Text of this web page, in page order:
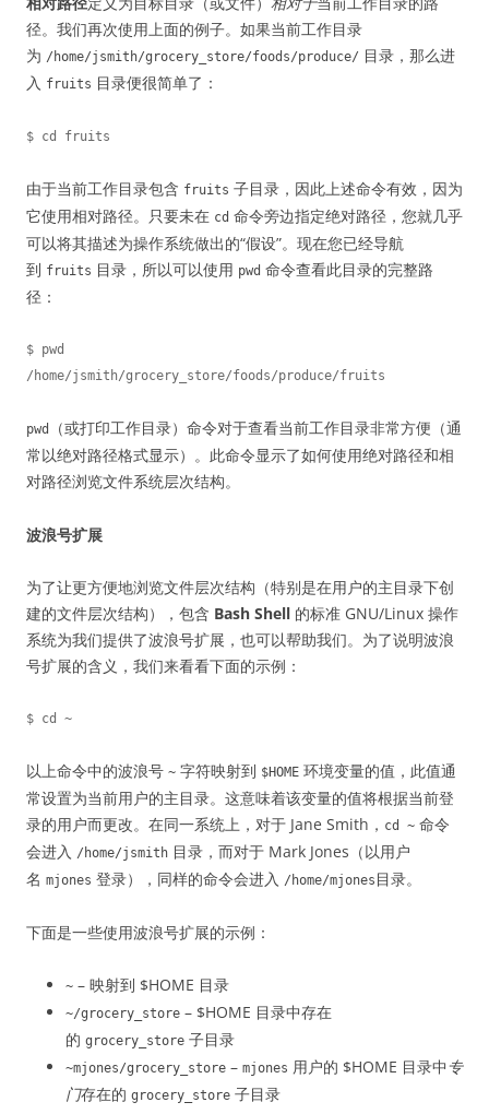
径。我们再次使用上面的例子。如果当前工作目录
为 /home/jsmith/grocery_store/foods/produce/ 目录，那么进
入 fruits 目录便很简单了：
由于当前工作目录包含 fruits 子目录，因此上述命令有效，因为
它使用相对路径。只要未在 cd 命令旁边指定绝对路径，您就几乎
可以将其描述为操作系统做出的“假设”。现在您已经导航
到 fruits 目录，所以可以使用 pwd 命令查看此目录的完整路
径：
$ pwd
pwd
（或打印工作目录）命令对于查看当前工作目录非常方便（通
常以绝对路径格式显示）。此命令显示了如何使用绝对路径和相
对路径浏览文件系统层次结构。
波浪号扩展
为了让更方便地浏览文件层次结构（特别是在用户的主目录下创
建的文件层次结构），包含 Bash Shell 的标准 GNU/Linux 操作
系统为我们提供了波浪号扩展，也可以帮助我们。为了说明波浪
号扩展的含义，我们来看看下面的示例：
以上命令中的波浪号 ~ 字符映射到 $HOME 环境变量的值，此值通
常设置为当前用户的主目录。这意味着该变量的值将根据当前登
录的用户而更改。在同一系统上，对于 Jane Smith， cd ~ 命令
会进入 /home/jsmith 目录，而对于 Mark Jones（以用户
名 mjones 登录），同样的命令会进入 /home/mjones 目录。
下面是一些使用波浪号扩展的示例：
~ – 映射到 $HOME 目录
~/grocery_store – $HOME 目录中存在
的 grocery_store 子目录
~mjones/grocery_store – mjones 用户的 $HOME 目录中专
门存在的 grocery_store 子目录